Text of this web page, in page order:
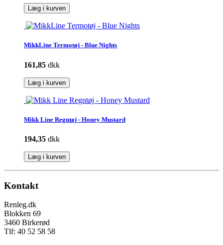
Læg i kurven
MikkLine Termotøj - Blue Nights
161,85 dkk
Læg i kurven
Mikk Line Regntøj - Honey Mustard
194,35 dkk
Læg i kurven
Kontakt
Renleg.dk
Blokken 69
3460 Birkerød
Tlf: 40 52 58 58